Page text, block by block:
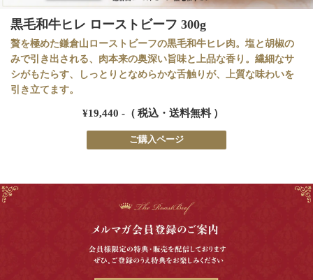
黒毛和牛ヒレ ローストビーフ 300g
贅を極めた鎌倉山ローストビーフの黒毛和牛ヒレ肉。塩と胡椒の
みで引き出される、肉本来の奥深い旨味と上品な香り。繊細なサ
シがもたらす、しっとりとなめらかな舌触りが、上質な味わいを
引き立てます。
¥19,440 -（ 税込・送料無料 ）
ご購入ページ